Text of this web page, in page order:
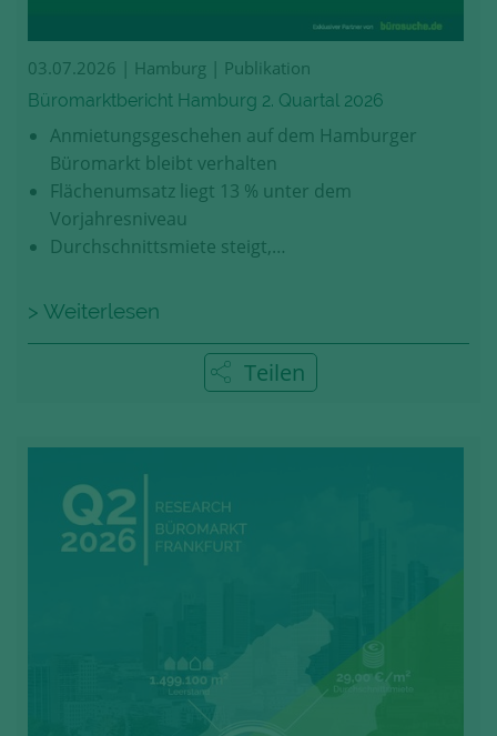
03.07.2026 | Hamburg | Publikation
Büromarktbericht Hamburg 2. Quartal 2026
Anmietungsgeschehen auf dem Hamburger
Büromarkt bleibt verhalten
Flächenumsatz liegt 13 % unter dem
Vorjahresniveau
Durchschnittsmiete steigt,…
> Weiterlesen
Teilen